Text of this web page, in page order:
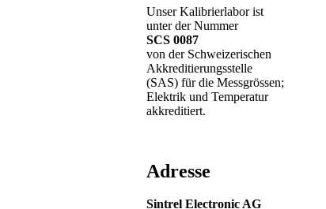
Unser Kalibrierlabor ist
unter der Nummer
SCS 0087
von der Schweizerischen
Akkreditierungsstelle
(SAS) für die Messgrössen;
Elektrik und Temperatur
akkreditiert.
Adresse
Sintrel Electronic AG